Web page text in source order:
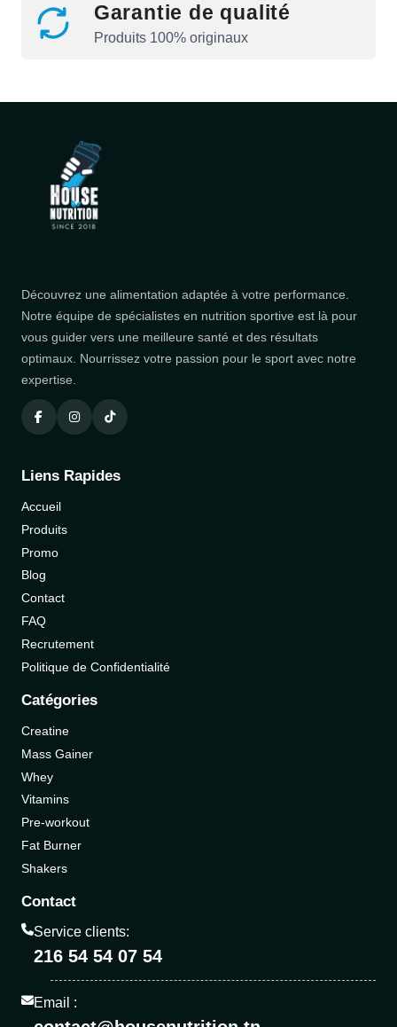
Garantie de qualité
Produits 100% originaux
Découvrez une alimentation adaptée à votre performance.
Notre équipe de spécialistes en nutrition sportive est là pour
vous guider vers une meilleure santé et des résultats
optimaux. Nourrissez votre passion pour le sport avec notre
expertise.
Liens Rapides
Accueil
Produits
Promo
Blog
Contact
FAQ
Recrutement
Politique de Confidentialité
Catégories
Creatine
Mass Gainer
Whey
Vitamins
Pre-workout
Fat Burner
Shakers
Contact
Service clients:
216 54 54 07 54
Email :